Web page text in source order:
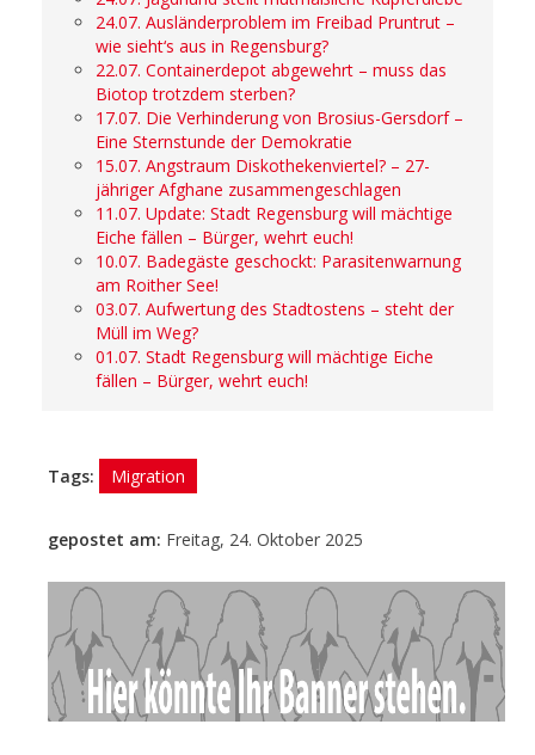
24.07. Ausländerproblem im Freibad Pruntrut –
wie sieht‘s aus in Regensburg?
22.07. Containerdepot abgewehrt – muss das
Biotop trotzdem sterben?
17.07. Die Verhinderung von Brosius-Gersdorf –
Eine Sternstunde der Demokratie
15.07. Angstraum Diskothekenviertel? – 27-
jähriger Afghane zusammengeschlagen
11.07. Update: Stadt Regensburg will mächtige
Eiche fällen – Bürger, wehrt euch!
10.07. Badegäste geschockt: Parasitenwarnung
am Roither See!
03.07. Aufwertung des Stadtostens – steht der
Müll im Weg?
01.07. Stadt Regensburg will mächtige Eiche
fällen – Bürger, wehrt euch!
Tags: Migration
gepostet am: Freitag, 24. Oktober 2025
- Anzeige -